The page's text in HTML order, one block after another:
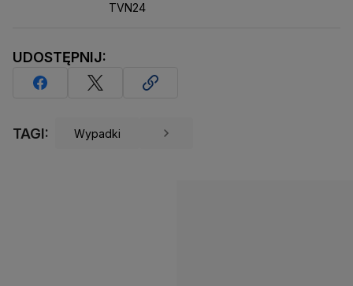
TVN24
UDOSTĘPNIJ:
TAGI: Wypadki